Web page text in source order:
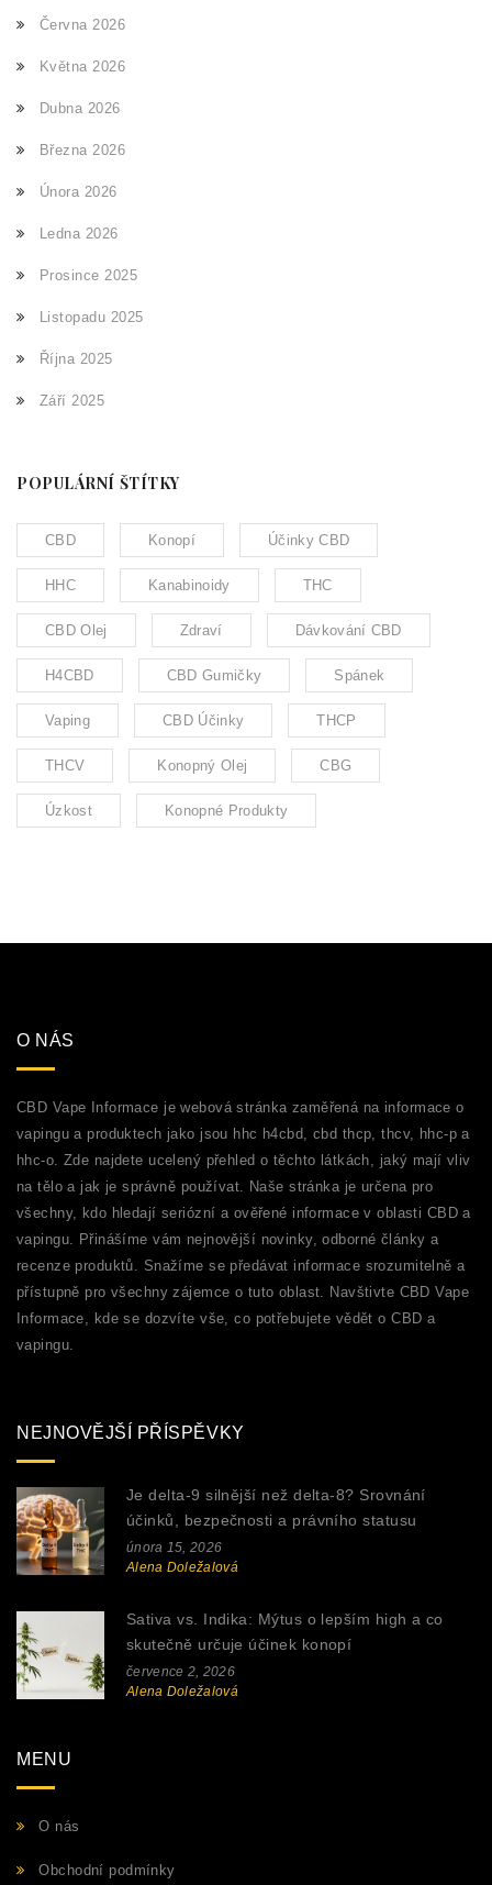
Června 2026
Května 2026
Dubna 2026
Března 2026
Února 2026
Ledna 2026
Prosince 2025
Listopadu 2025
Října 2025
Září 2025
POPULÁRNÍ ŠTÍTKY
CBD Konopí Účinky CBD
HHC Kanabinoidy THC
CBD Olej Zdraví Dávkování CBD
H4CBD CBD Gumičky Spánek
Vaping CBD Účinky THCP
THCV Konopný Olej CBG
Úzkost Konopné Produkty
O NÁS
CBD Vape Informace je webová stránka zaměřená na informace o
vapingu a produktech jako jsou hhc h4cbd, cbd thcp, thcv, hhc-p a
hhc-o. Zde najdete ucelený přehled o těchto látkách, jaký mají vliv
na tělo a jak je správně používat. Naše stránka je určena pro
všechny, kdo hledají seriózní a ověřené informace v oblasti CBD a
vapingu. Přinášíme vám nejnovější novinky, odborné články a
recenze produktů. Snažíme se předávat informace srozumitelně a
přístupně pro všechny zájemce o tuto oblast. Navštivte CBD Vape
Informace, kde se dozvíte vše, co potřebujete vědět o CBD a
vapingu.
NEJNOVĚJŠÍ PŘÍSPĚVKY
Je delta-9 silnější než delta-8? Srovnání
účinků, bezpečnosti a právního statusu
února 15, 2026
Alena Doležalová
Sativa vs. Indika: Mýtus o lepším high a co
skutečně určuje účinek konopí
července 2, 2026
Alena Doležalová
MENU
O nás
Obchodní podmínky